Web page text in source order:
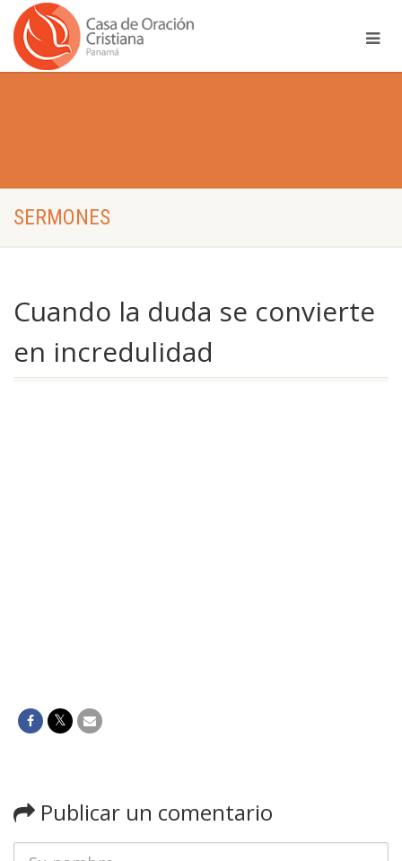
SERMONES
Cuando la duda se convierte
en incredulidad
Publicar un comentario